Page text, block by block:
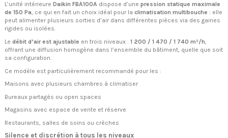
L’unité intérieure Daikin FBA100A dispose d’une pression statique maximale
de 150 Pa, ce qui en fait un choix idéal pour la climatisation multibouche : elle
peut alimenter plusieurs sorties d’air dans différentes pièces via des gaines
rigides ou isolées.
Le débit d’air est ajustable en trois niveaux : 1 200 / 1 470 / 1 740 m³/h,
offrant une diffusion homogène dans l’ensemble du bâtiment, quelle que soit
sa configuration.
Ce modèle est particulièrement recommandé pour les :
Maisons avec plusieurs chambres à climatiser
Bureaux partagés ou open spaces
Magasins avec espace de vente et réserve
Restaurants, salles de soins ou crèches
Silence et discrétion à tous les niveaux